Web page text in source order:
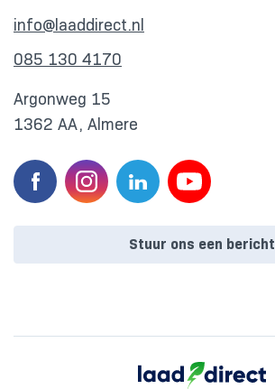
info@laaddirect.nl
085 130 4170
Argonweg 15
1362 AA, Almere
Stuur ons een bericht